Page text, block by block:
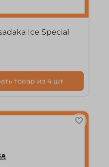
Ice Special
товар из 4 шт.